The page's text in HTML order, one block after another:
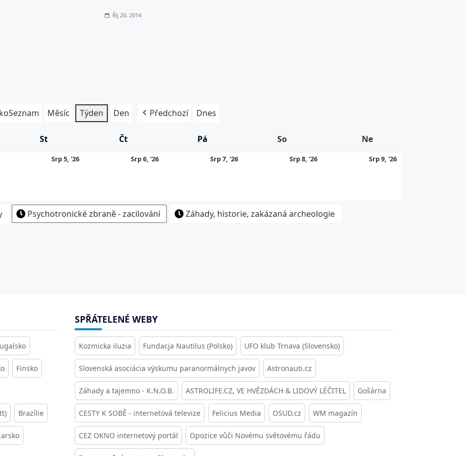
Říj 20, 2014
Seznam Měsíc Týden Den Předchozí Dnes
St ČtČtvrtek Pá SoSobota Ne
Srp 5, '26 Srp 6, '26 Srp 7, '26 Srp 8, '26 Srp 9, '26
Psychotronické zbraně - zacilování Záhady, historie, zakázaná archeologie
Finsko
Brazílie
SPŘÁTELENÉ WEBY
Kozmicka iluzia Fundacja Nautilus (Polsko) UFO klub Trnava (Slovensko)
Slovenská asociácia výskumu paranormálnych javov Astronauti.cz
Záhady a tajemno - K.N.O.B. ASTROLIFE.CZ, VE HVĚZDÁCH & LIDOVÝ LÉČITEL Gošárna
CESTY K SOBĚ - internetová televize Felicius Media OSUD.cz WM magazín
CEZ OKNO internetový portál Opozice vůči Novému světovému řádu